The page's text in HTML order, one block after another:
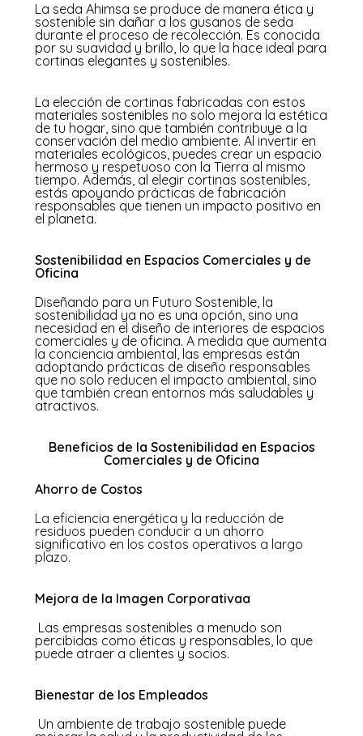
La seda Ahimsa se produce de manera ética y
sostenible sin dañar a los gusanos de seda
durante el proceso de recolección. Es conocida
por su suavidad y brillo, lo que la hace ideal para
cortinas elegantes y sostenibles.
La elección de cortinas fabricadas con estos
materiales sostenibles no solo mejora la estética
de tu hogar, sino que también contribuye a la
conservación del medio ambiente. Al invertir en
materiales ecológicos, puedes crear un espacio
hermoso y respetuoso con la Tierra al mismo
tiempo. Además, al elegir cortinas sostenibles,
estás apoyando prácticas de fabricación
responsables que tienen un impacto positivo en
el planeta.
Sostenibilidad en Espacios Comerciales y de
Oficina
Diseñando para un Futuro Sostenible, la
sostenibilidad ya no es una opción, sino una
necesidad en el diseño de interiores de espacios
comerciales y de oficina. A medida que aumenta
la conciencia ambiental, las empresas están
adoptando prácticas de diseño responsables
que no solo reducen el impacto ambiental, sino
que también crean entornos más saludables y
atractivos.
Beneficios de la Sostenibilidad en Espacios
Comerciales y de Oficina
Ahorro de Costos
La eficiencia energética y la reducción de
residuos pueden conducir a un ahorro
significativo en los costos operativos a largo
plazo.
Mejora de la Imagen Corporativaa
Las empresas sostenibles a menudo son
percibidas como éticas y responsables, lo que
puede atraer a clientes y socios.
Bienestar de los Empleados
Un ambiente de trabajo sostenible puede